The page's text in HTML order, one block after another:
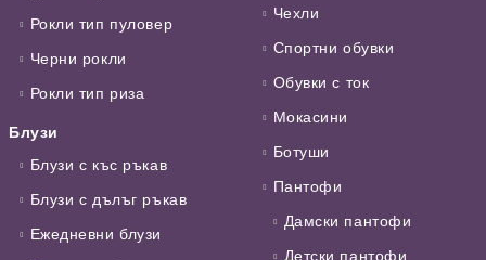
Рокли тип пуловер
Черни рокли
Рокли тип риза
Блузи
Блузи с къс ръкав
Блузи с дълъг ръкав
Ежедневни блузи
Чехли
Спортни обувки
Обувки с ток
Мокасини
Ботуши
Пантофи
Дамски пантофи
Детски пантофи